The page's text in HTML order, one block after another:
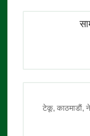
टेकू, काठमाडाैं,